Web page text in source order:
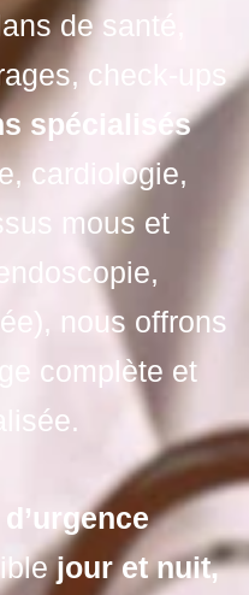
de santé,
check-ups
spécialisés
cardiologie,
mous et
nous offrons
complète et
jour et nuit,